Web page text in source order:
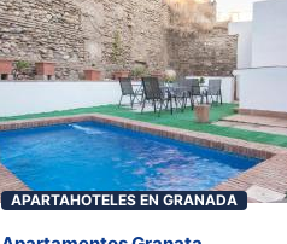
APARTAHOTELES EN GRANADA